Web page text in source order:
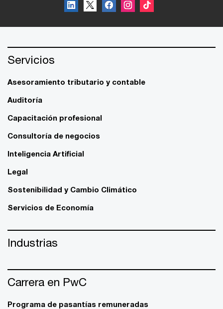
Servicios
Asesoramiento tributario y contable
Auditoría
Capacitación profesional
Consultoría de negocios
Inteligencia Artificial
Legal
Sostenibilidad y Cambio Climático
Servicios de Economía
Industrias
Carrera en PwC
Programa de pasantías remuneradas